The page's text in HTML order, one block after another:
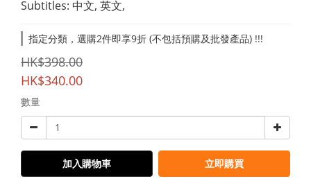
Subtitles: 中文, 英文,
指定分類，選購2件即享9折 (不包括預購及批發產品) !!!
HK$398.00
HK$340.00
數量
加入購物車 立即購買